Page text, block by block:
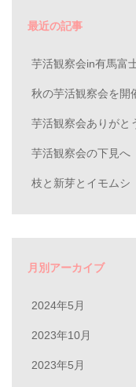
最近の記事
芋活観察会in有馬富
秋の芋活観察会を開
芋活観察会ありがと
芋活観察会の下見へ
枝と新芽とイモムシ
月別アーカイブ
2024年5月
2023年10月
2023年5月